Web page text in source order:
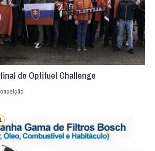
do Optifuel Challenge